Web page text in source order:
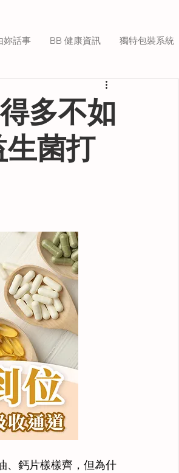
妳話事 BB 健康資訊 獨特包裝系統
多不如
生菌打
、鈣片樣樣齊，但為什